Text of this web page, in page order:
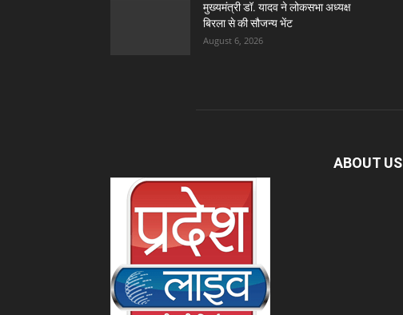
मुख्यमंत्री डॉ. यादव ने लोकसभा अध्यक्ष
बिरला से की सौजन्य भेंट
August 6, 2026
ABOUT US